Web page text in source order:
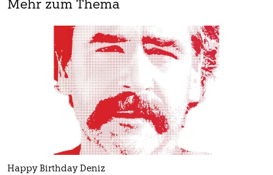
Mehr zum Thema
Happy Birthday Deniz